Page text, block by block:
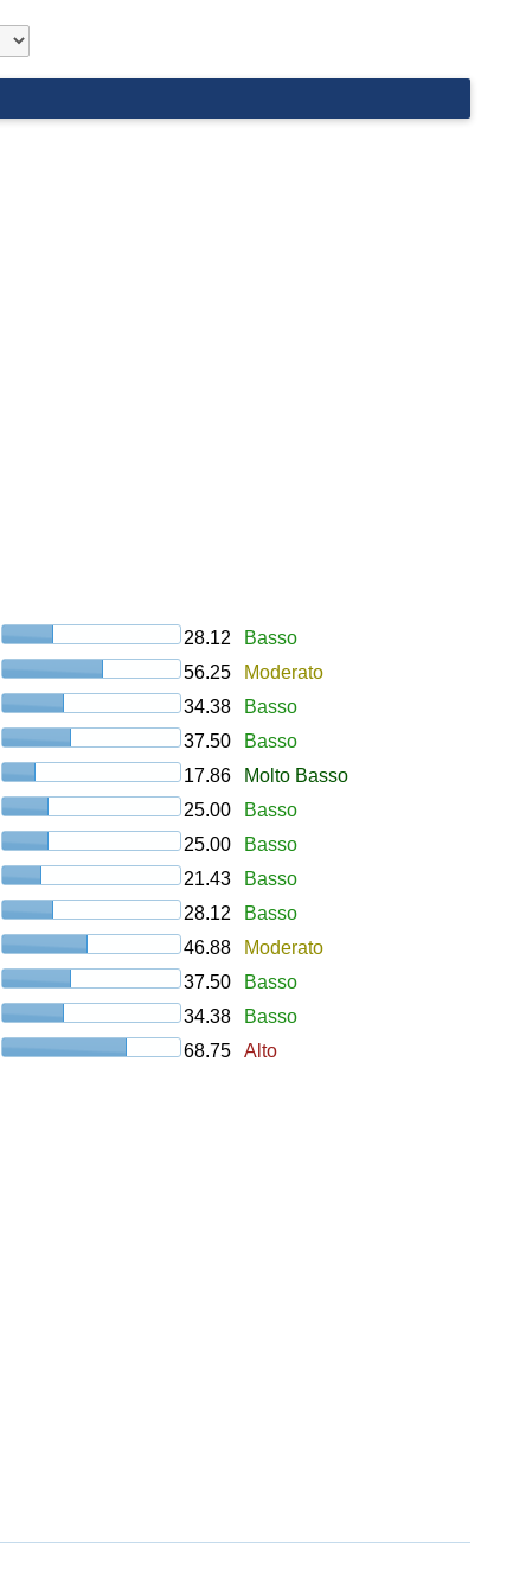
28.12
Basso
56.25
Moderato
34.38
Basso
37.50
Basso
17.86
Molto Basso
25.00
Basso
25.00
Basso
21.43
Basso
28.12
Basso
46.88
Moderato
37.50
Basso
34.38
Basso
68.75 Alto